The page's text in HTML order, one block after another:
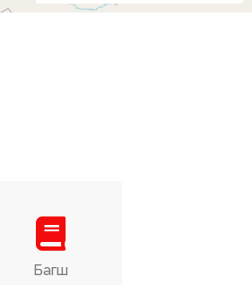
Багш